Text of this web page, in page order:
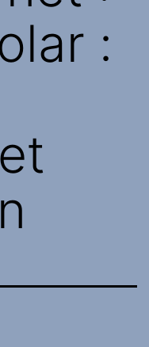
: